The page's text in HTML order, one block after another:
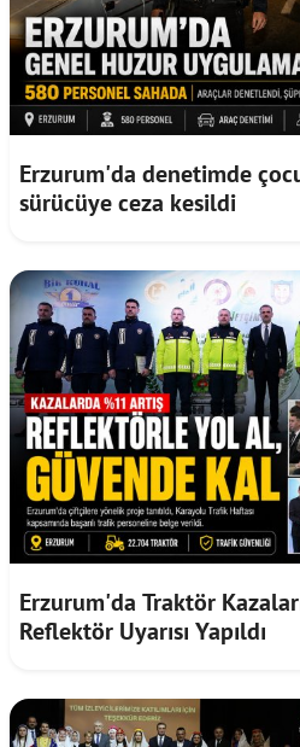
Erzurum'da denetimde
sürücüye ceza kesildi
Erzurum'da Traktör
Reflektör Uyarısı Yapıldı